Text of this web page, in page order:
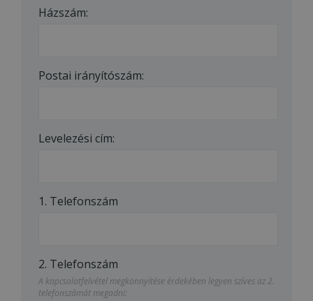
Házszám:
Postai irányítószám:
Levelezési cím:
1. Telefonszám
2. Telefonszám
A kapcsolatfelvétel megkönnyítése érdekében legyen szíves az 2.
telefonszámát megadni: